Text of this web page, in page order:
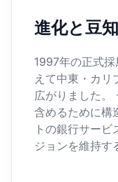
進化と豆
1997年の正式
えて中東・カリ
広がりました。
含めるために構
トの銀行サー
ジョンを維持す